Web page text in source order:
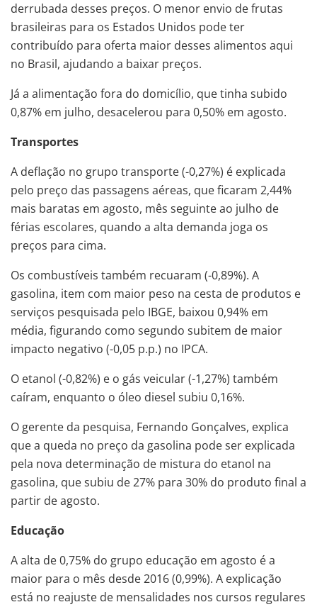
derrubada desses preços. O menor envio de frutas
brasileiras para os Estados Unidos pode ter
contribuído para oferta maior desses alimentos aqui
no Brasil, ajudando a baixar preços.
Já a alimentação fora do domicílio, que tinha subido
0,87% em julho, desacelerou para 0,50% em agosto.
Transportes
A deflação no grupo transporte (-0,27%) é explicada
pelo preço das passagens aéreas, que ficaram 2,44%
mais baratas em agosto, mês seguinte ao julho de
férias escolares, quando a alta demanda joga os
preços para cima.
Os combustíveis também recuaram (-0,89%). A
gasolina, item com maior peso na cesta de produtos e
serviços pesquisada pelo IBGE, baixou 0,94% em
média, figurando como segundo subitem de maior
impacto negativo (-0,05 p.p.) no IPCA.
O etanol (-0,82%) e o gás veicular (-1,27%) também
caíram, enquanto o óleo diesel subiu 0,16%.
O gerente da pesquisa, Fernando Gonçalves, explica
que a queda no preço da gasolina pode ser explicada
pela nova determinação de mistura do etanol na
gasolina, que subiu de 27% para 30% do produto final a
partir de agosto.
Educação
A alta de 0,75% do grupo educação em agosto é a
maior para o mês desde 2016 (0,99%). A explicação
está no reajuste de mensalidades nos cursos regulares